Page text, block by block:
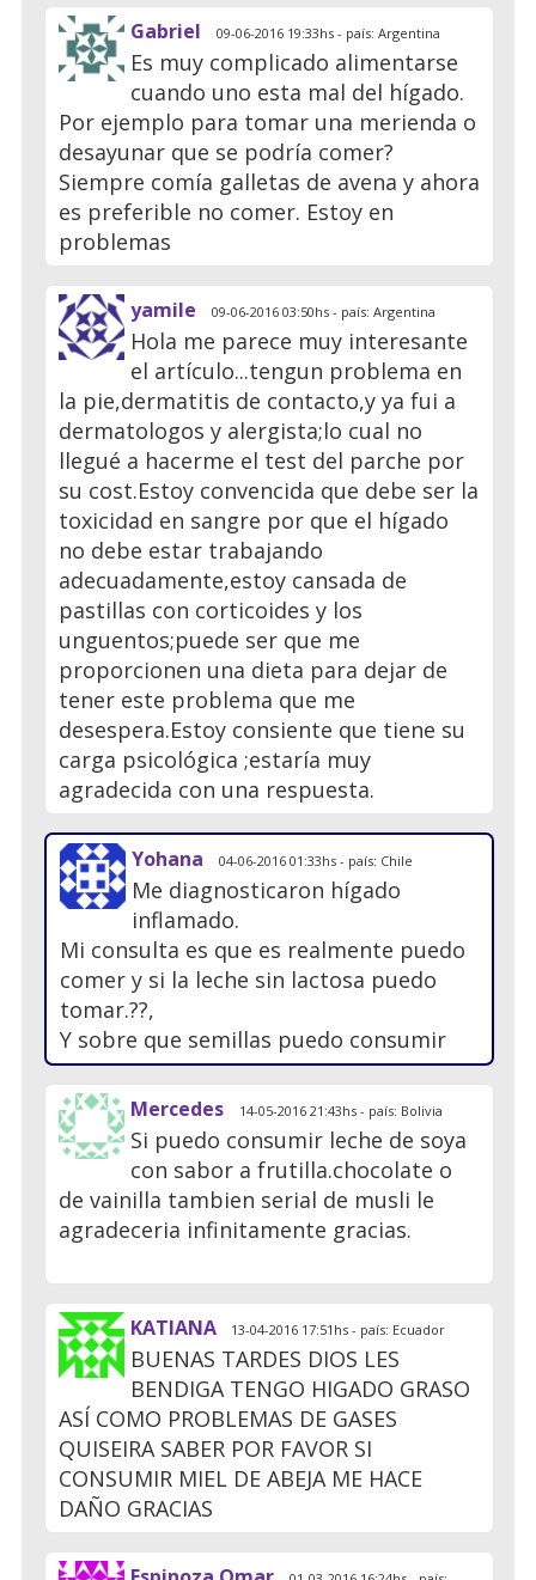
Gabriel 09-06-2016 19:33hs - país: Argentina
Es muy complicado alimentarse
cuando uno esta mal del hígado.
Por ejemplo para tomar una merienda o
desayunar que se podría comer?
Siempre comía galletas de avena y ahora
es preferible no comer. Estoy en
problemas
yamile 09-06-2016 03:50hs - país: Argentina
Hola me parece muy interesante
el artículo...tengun problema en
la pie,dermatitis de contacto,y ya fui a
dermatologos y alergista;lo cual no
llegué a hacerme el test del parche por
su cost.Estoy convencida que debe ser la
toxicidad en sangre por que el hígado
no debe estar trabajando
adecuadamente,estoy cansada de
pastillas con corticoides y los
unguentos;puede ser que me
proporcionen una dieta para dejar de
tener este problema que me
desespera.Estoy consiente que tiene su
carga psicológica ;estaría muy
agradecida con una respuesta.
Yohana 04-06-2016 01:33hs - país: Chile
Me diagnosticaron hígado
inflamado.
Mi consulta es que es realmente puedo
comer y si la leche sin lactosa puedo
tomar.??,
Y sobre que semillas puedo consumir
Mercedes 14-05-2016 21:43hs - país: Bolivia
Si puedo consumir leche de soya
con sabor a frutilla.chocolate o
de vainilla tambien serial de musli le
agradeceria infinitamente gracias.
KATIANA 13-04-2016 17:51hs - país: Ecuador
BUENAS TARDES DIOS LES
BENDIGA TENGO HIGADO GRASO
ASÍ COMO PROBLEMAS DE GASES
QUISEIRA SABER POR FAVOR SI
CONSUMIR MIEL DE ABEJA ME HACE
DAÑO GRACIAS